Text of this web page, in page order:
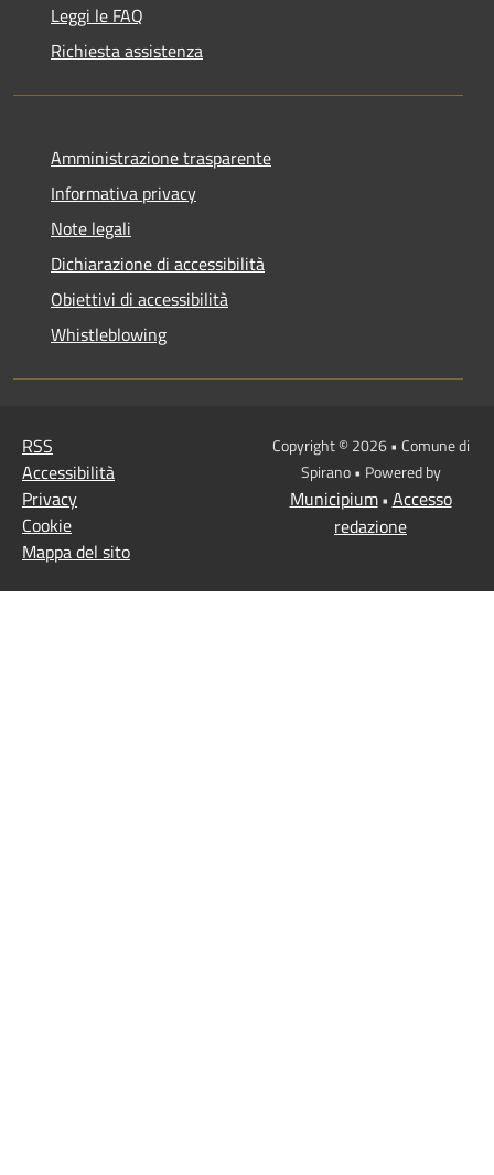
Leggi le FAQ
Richiesta assistenza
Amministrazione trasparente
Informativa privacy
Note legali
Dichiarazione di accessibilità
Obiettivi di accessibilità
Whistleblowing
RSS
Accessibilità
Privacy
Cookie
Mappa del sito
Copyright © 2026 • Comune di
Spirano • Powered by
Municipium• Accesso
redazione